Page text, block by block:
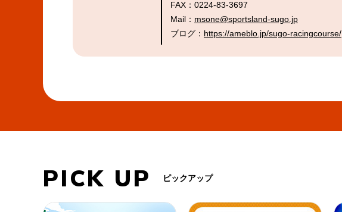
FAX：0224-83-3697
Mail： msone@sportsland-sugo.jp
ブログ： https://ameblo.jp/sugo-racingcourse/
PICK UP ピックアップ